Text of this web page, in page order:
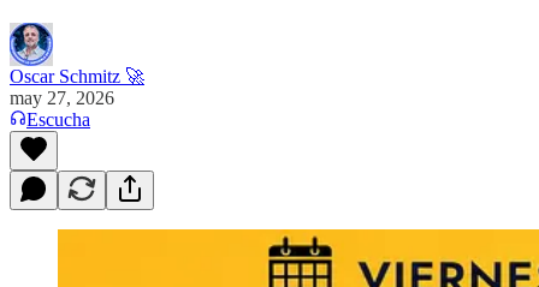
Oscar Schmitz 🚀
may 27, 2026
Escucha